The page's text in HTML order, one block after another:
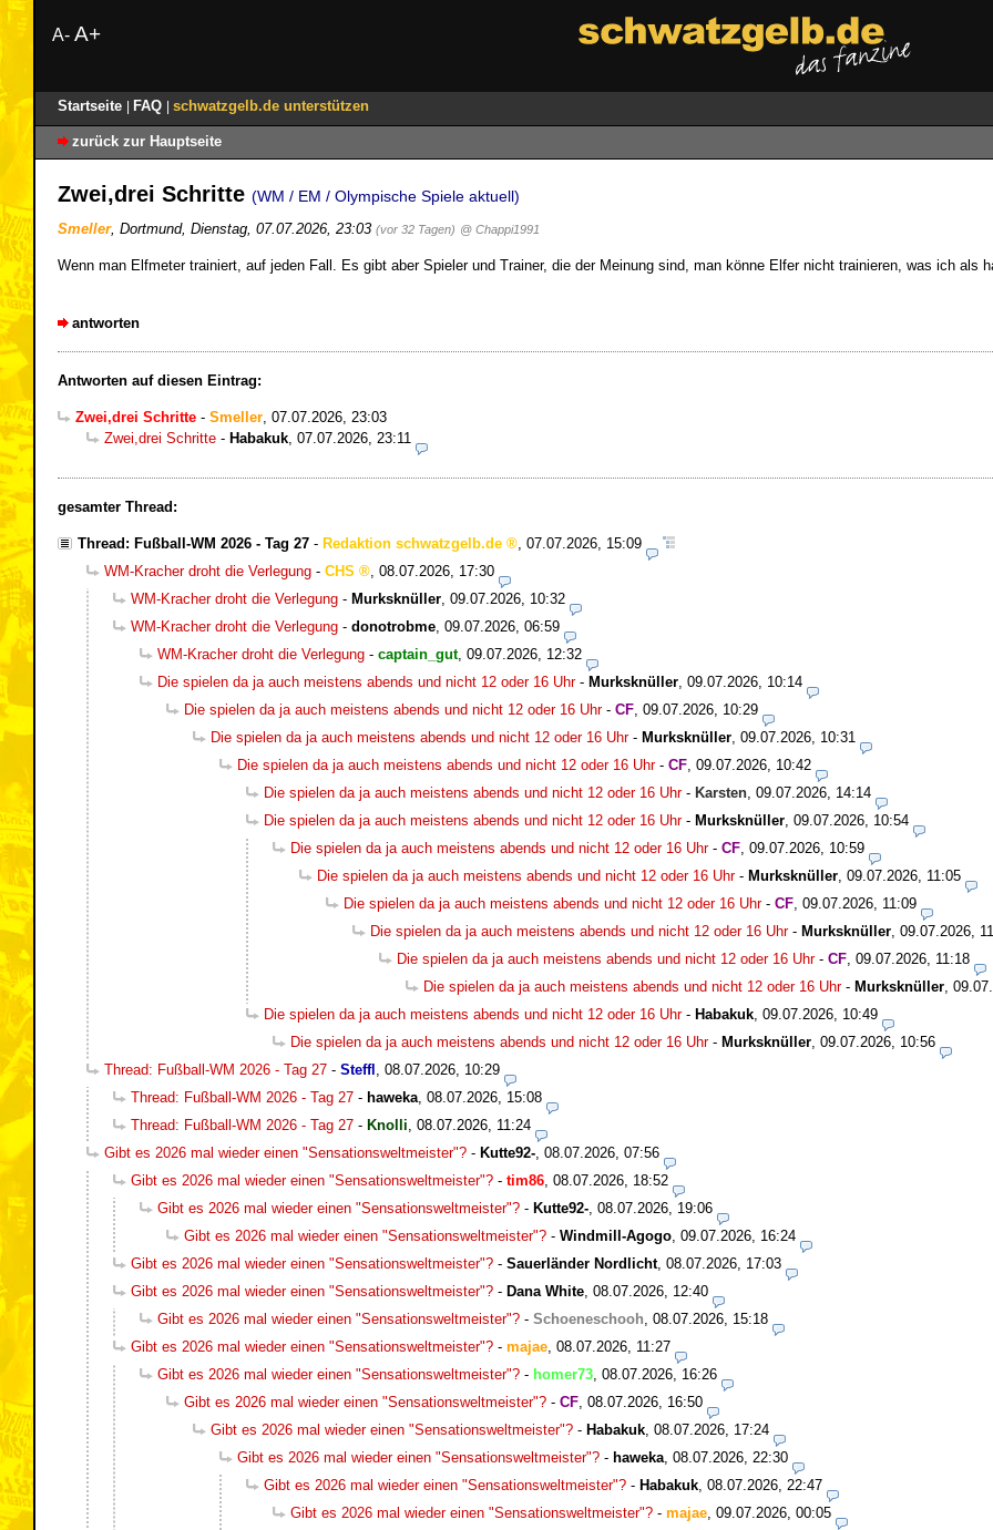
A- A+
Startseite FAQ schwatzgelb.de unterstützen
zurück zur Hauptseite
Zwei,drei Schritte (WM / EM / Olympische Spiele aktuell)
Smeller, Dortmund, Dienstag, 07.07.2026, 23:03 (vor 32 Tagen) @ Chappi1991
Wenn man Elfmeter trainiert, auf jeden Fall. Es gibt aber Spieler und Trainer, die der Meinung sind, man könne Elfer nicht trainieren, was ich als
antworten
Antworten auf diesen Eintrag:
Zwei,drei Schritte - Smeller 07.07.2026, 23:03
Zwei,drei Schritte - Habakuk 07.07.2026, 23:11
gesamter Thread:
Thread: Fußball-WM 2026 - Tag 27 - Redaktion schwatzgelb.de
07.07.2026, 15:09
WM-Kracher droht die Verlegung - CHS
08.07.2026, 17:30
WM-Kracher droht die Verlegung - Murksknüller 09.07.2026, 10:32
WM-Kracher droht die Verlegung - donotrobme 09.07.2026, 06:59
WM-Kracher droht die Verlegung - captain_gut, 09.07.2026, 12:32
Die spielen da ja auch meistens abends und nicht 12 oder 16 Uhr- Murksknüller 09.07.2026, 10:14
Die spielen da ja auch meistens abends und nicht 12 oder 16 Uhr- CF 09.07.2026, 10:29
Die spielen da ja auch meistens abends und nicht 12 oder 16 Uhr- Murksknüller 09.07.2026, 10:31
Die spielen da ja auch meistens abends und nicht 12 oder 16 Uhr- CF 09.07.2026, 10:42
Die spielen da ja auch meistens abends und nicht 12 oder 16 Uhr- Karsten 09.07.2026, 14:14
Die spielen da ja auch meistens abends und nicht 12 oder 16 Uhr- Murksknüller 09.07.2026, 10:54
Die spielen da ja auch meistens abends und nicht 12 oder 16 Uhr- CF 09.07.2026, 10:59
Die spielen da ja auch meistens abends und nicht 12 oder 16 Uhr- Murksknüller 09.07.2026, 11:05
Die spielen da ja auch meistens abends und nicht 12 oder 16 Uhr- CF 09.07.2026, 11:09
Die spielen da ja auch meistens abends und nicht 12 oder 16 Uhr- Murksknüller 09.07.2026,
Die spielen da ja auch meistens abends und nicht 12 oder 16 Uhr- CF 09.07.2026, 11:18
Die spielen da ja auch meistens abends und nicht 12 oder 16 Uhr- Murksknüller
Die spielen da ja auch meistens abends und nicht 12 oder 16 Uhr- Habakuk 09.07.2026, 10:49
Die spielen da ja auch meistens abends und nicht 12 oder 16 Uhr- Murksknüller 09.07.2026, 10:56
Thread: Fußball-WM 2026 - Tag 27 - Steffl 08.07.2026, 10:29
Thread: Fußball-WM 2026 - Tag 27 - haweka 08.07.2026, 15:08
Thread: Fußball-WM 2026 - Tag 27 - Knolli 08.07.2026, 11:24
Gibt es 2026 mal wieder einen "Sensationsweltmeister"? - Kutte92- 08.07.2026, 07:56
Gibt es 2026 mal wieder einen "Sensationsweltmeister"? - tim86 08.07.2026, 18:52
Gibt es 2026 mal wieder einen "Sensationsweltmeister"? - Kutte92- 08.07.2026, 19:06
Gibt es 2026 mal wieder einen "Sensationsweltmeister"? - Windmill-Agogo 09.07.2026, 16:24
Gibt es 2026 mal wieder einen "Sensationsweltmeister"? - Sauerländer Nordlicht, 08.07.2026, 17:03
Gibt es 2026 mal wieder einen "Sensationsweltmeister"? - Dana White 08.07.2026, 12:40
Gibt es 2026 mal wieder einen "Sensationsweltmeister"? - Schoeneschooh 08.07.2026, 15:18
Gibt es 2026 mal wieder einen "Sensationsweltmeister"? - majae 08.07.2026, 11:27
Gibt es 2026 mal wieder einen "Sensationsweltmeister"? - homer73 08.07.2026, 16:26
Gibt es 2026 mal wieder einen "Sensationsweltmeister"? - CF 08.07.2026, 16:50
Gibt es 2026 mal wieder einen "Sensationsweltmeister"? - Habakuk 08.07.2026, 17:24
Gibt es 2026 mal wieder einen "Sensationsweltmeister"? - haweka 08.07.2026, 22:30
Gibt es 2026 mal wieder einen "Sensationsweltmeister"? - Habakuk 08.07.2026, 22:47
Gibt es 2026 mal wieder einen "Sensationsweltmeister"? - majae 09.07.2026, 00:05